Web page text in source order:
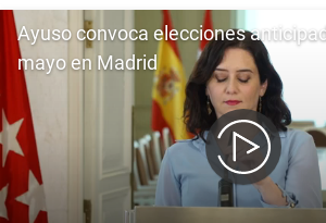
Ayuso convoca elecciones
mayo en Madrid